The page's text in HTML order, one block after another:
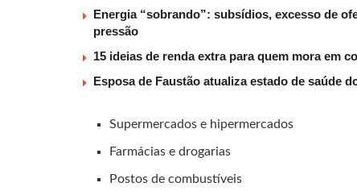
Energia “sobrando”: subsídios, excesso de
pressão
15 ideias de renda extra para quem mora em
Esposa de Faustão atualiza estado de saúde
Supermercados e hipermercados
Farmácias e drogarias
Postos de combustíveis